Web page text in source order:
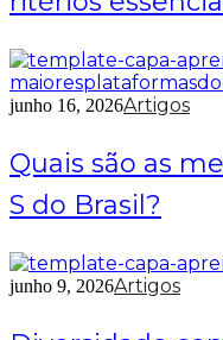
junho 16, 2026Artigos
Quais são as
S do Brasil?
junho 9, 2026Artigos